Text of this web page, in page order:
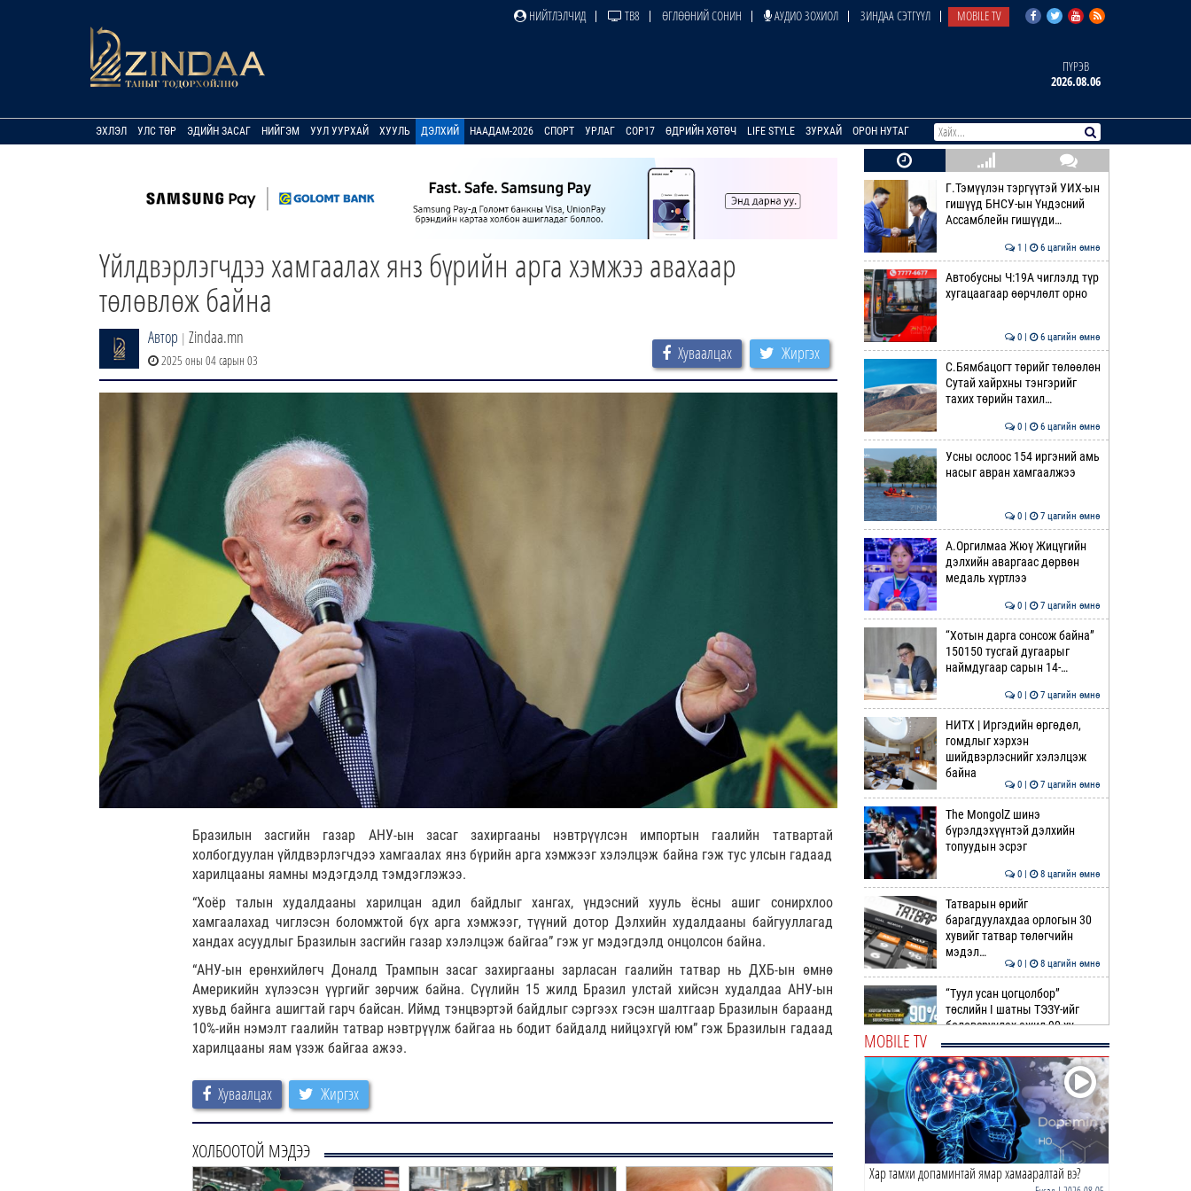
НИЙТЛЭЛЧИД ТВ8 ӨГЛӨӨНИЙ СОНИН АУДИО ЗОХИОЛ ЗИНДАА СЭТГҮҮЛ MOBILE TV
ПҮРЭВ
2026.08.06
ЭХЛЭЛ УЛС ТӨР ЭДИЙН ЗАСАГ НИЙГЭМ УУЛ УУРХАЙ ХУУЛЬ ДЭЛХИЙ НААДАМ-2026 СПОРТ УРЛАГ COP17 ӨДРИЙН ХӨТӨЧ LIFE STYLE ЗУРХАЙ ОРОН НУТАГ
Үйлдвэрлэгчдээ хамгаалах янз бүрийн арга хэмжээ авахаар
төлөвлөж байна
Автор | Zindaa.mn
2025 оны 04 сарын 03 Хуваалцах Жиргэх
Бразилын засгийн газар АНУ-ын засаг захиргааны нэвтрүүлсэн импортын гаалийн татвартай
холбогдуулан үйлдвэрлэгчдээ хамгаалах янз бүрийн арга хэмжээг хэлэлцэж байна гэж тус улсын гадаад
харилцааны яамны мэдэгдэлд тэмдэглэжээ.
“Хоёр талын худалдааны харилцан адил байдлыг хангах, үндэсний хууль ёсны ашиг сонирхлоо
хамгаалахад чиглэсэн боломжтой бүх арга хэмжээг, түүний дотор Дэлхийн худалдааны байгууллагад
хандах асуудлыг Бразилын засгийн газар хэлэлцэж байгаа” гэж уг мэдэгдэлд онцолсон байна.
“АНУ-ын ерөнхийлөгч Доналд Трампын засаг захиргааны зарласан гаалийн татвар нь ДХБ-ын өмнө
Америкийн хүлээсэн үүргийг зөрчиж байна. Сүүлийн 15 жилд Бразил улстай хийсэн худалдаа АНУ-ын
хувьд байнга ашигтай гарч байсан. Иймд тэнцвэртэй байдлыг сэргээх гэсэн шалтгаар Бразилын бараанд
10%-ийн нэмэлт гаалийн татвар нэвтрүүлж байгаа нь бодит байдалд нийцэхгүй юм” гэж Бразилын гадаад
харилцааны яам үзэж байгаа ажээ.
Хуваалцах Жиргэх
ХОЛБООТОЙ МЭДЭЭ
Г.Тэмүүлэн тэргүүтэй УИХ-ын
гишүүд БНСУ-ын Үндэсний
Ассамблейн гишүүди…
1 | 6 цагийн өмнө
Автобусны Ч:19А чиглэлд түр
хугацаагаар өөрчлөлт орно
0 | 6 цагийн өмнө
С.Бямбацогт төрийг төлөөлөн
Сутай хайрхны тэнгэрийг
тахих төрийн тахил…
0 | 6 цагийн өмнө
Усны ослоос 154 иргэний амь
насыг авран хамгаалжээ
0 | 7 цагийн өмнө
А.Оргилмаа Жюү Жицүгийн
дэлхийн аваргаас дөрвөн
медаль хүртлээ
0 | 7 цагийн өмнө
“Хотын дарга сонсож байна”
150150 тусгай дугаарыг
наймдугаар сарын 14-…
0 | 7 цагийн өмнө
НИТХ | Иргэдийн өргөдөл,
гомдлыг хэрхэн
шийдвэрлэснийг хэлэлцэж
байна
0 | 7 цагийн өмнө
The MongolZ шинэ
бүрэлдэхүүнтэй дэлхийн
топуудын эсрэг
0 | 8 цагийн өмнө
Татварын өрийг
барагдуулахдаа орлогын 30
хувийг татвар төлөгчийн
мэдэл…
0 | 8 цагийн өмнө
“Туул усан цогцолбор”
төслийн I шатны ТЭЗҮ-ийг
боловсруулах ажил 90 ху…
Нийслэлийн иргэдийн
Төлөөлөгчдийн Хурлын
Ээлжит VIII хуралдаан
эхэллээ
0 | 9 цагийн өмнө
ТОО | Гадаад валютын нөөц
MOBILE TV
Хар тамхи допаминтай ямар хамааралтай вэ?